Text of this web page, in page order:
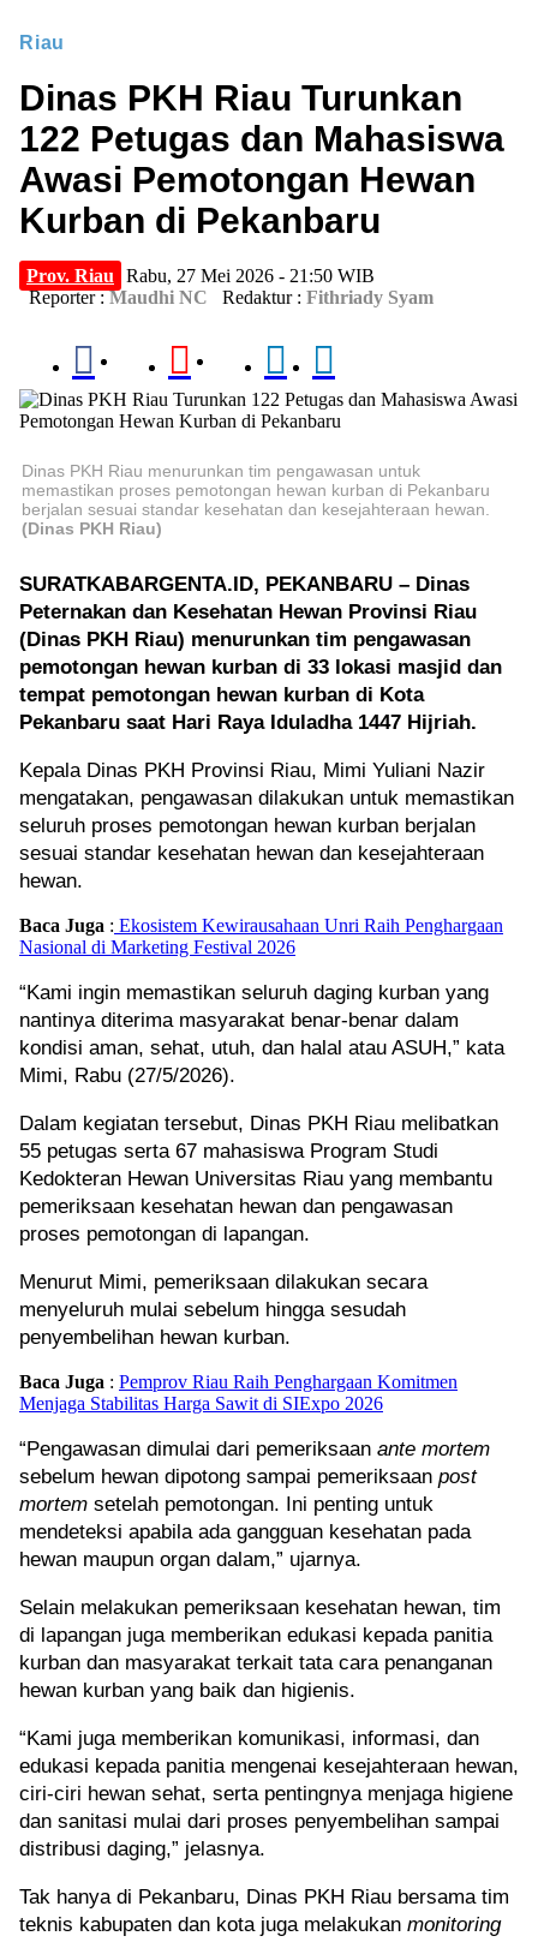
Juni,
Gelap
Sebut
275
Jambi
Pemicu
MBG
Hadir
the
Dots"
Dari
ke
Riau
Dinas PKH Riau Turunkan
122 Petugas dan Mahasiswa
Awasi Pemotongan Hewan
Kurban di Pekanbaru
Prov. Riau
Rabu, 27 Mei 2026 - 21:50 WIB
Reporter :Maudhi NC Redaktur : Fithriady Syam
Dinas PKH Riau menurunkan tim pengawasan untuk
memastikan proses pemotongan hewan kurban di Pekanbaru
berjalan sesuai standar kesehatan dan kesejahteraan hewan.
(Dinas PKH Riau)
SURATKABARGENTA.ID, PEKANBARU – Dinas
Peternakan dan Kesehatan Hewan Provinsi Riau
(Dinas PKH Riau) menurunkan tim pengawasan
pemotongan hewan kurban di 33 lokasi masjid dan
tempat pemotongan hewan kurban di Kota
Pekanbaru saat Hari Raya Iduladha 1447 Hijriah.
Kepala Dinas PKH Provinsi Riau, Mimi Yuliani Nazir
mengatakan, pengawasan dilakukan untuk memastikan
seluruh proses pemotongan hewan kurban berjalan
sesuai standar kesehatan hewan dan kesejahteraan
hewan.
Baca Juga : Ekosistem Kewirausahaan Unri Raih Penghargaan
Nasional di Marketing Festival 2026
“Kami ingin memastikan seluruh daging kurban yang
nantinya diterima masyarakat benar-benar dalam
kondisi aman, sehat, utuh, dan halal atau ASUH,” kata
Mimi, Rabu (27/5/2026).
Dalam kegiatan tersebut, Dinas PKH Riau melibatkan
55 petugas serta 67 mahasiswa Program Studi
Kedokteran Hewan Universitas Riau yang membantu
pemeriksaan kesehatan hewan dan pengawasan
proses pemotongan di lapangan.
Menurut Mimi, pemeriksaan dilakukan secara
menyeluruh mulai sebelum hingga sesudah
penyembelihan hewan kurban.
Baca Juga : Pemprov Riau Raih Penghargaan Komitmen
Menjaga Stabilitas Harga Sawit di SIExpo 2026
“Pengawasan dimulai dari pemeriksaan ante mortem
sebelum hewan dipotong sampai pemeriksaan post
mortem setelah pemotongan. Ini penting untuk
mendeteksi apabila ada gangguan kesehatan pada
hewan maupun organ dalam,” ujarnya.
Selain melakukan pemeriksaan kesehatan hewan, tim
di lapangan juga memberikan edukasi kepada panitia
kurban dan masyarakat terkait tata cara penanganan
hewan kurban yang baik dan higienis.
“Kami juga memberikan komunikasi, informasi, dan
edukasi kepada panitia mengenai kesejahteraan hewan,
ciri-ciri hewan sehat, serta pentingnya menjaga higiene
dan sanitasi mulai dari proses penyembelihan sampai
distribusi daging,” jelasnya.
Tak hanya di Pekanbaru, Dinas PKH Riau bersama tim
teknis kabupaten dan kota juga melakukan monitoring